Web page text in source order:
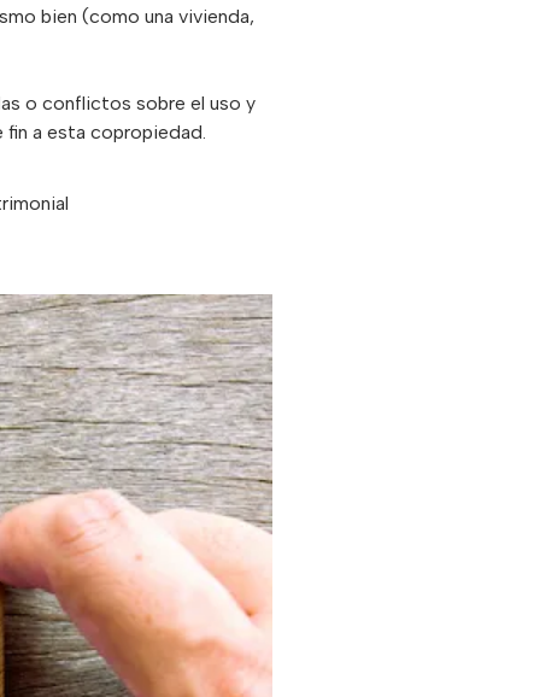
bien (como una vivienda,
o conflictos sobre el uso y
a esta copropiedad.